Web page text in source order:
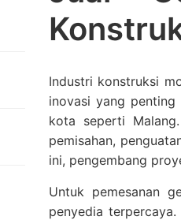
Industri konstruksi
inovasi yang
kota seperti
pemisahan,
ini, pengembang
Untuk pemesanan
penyedia